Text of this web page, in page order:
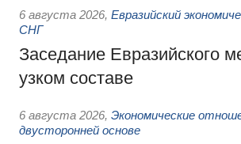
6 августа 2026, Евразийский
СНГ
Заседание Евразийского
узком составе
6 августа 2026, Экономические
двусторонней основе